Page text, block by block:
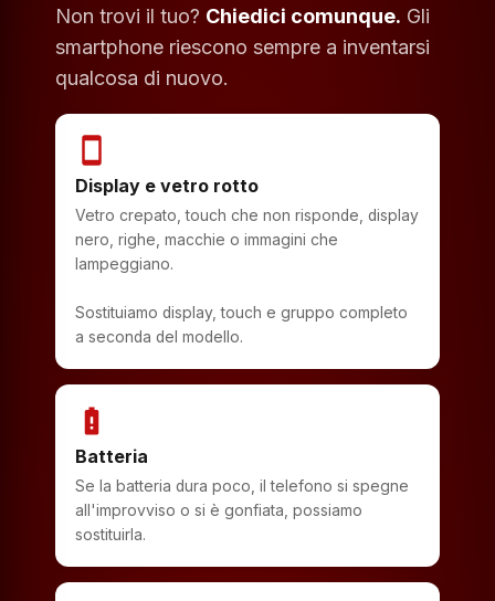
Non trovi il tuo? Chiedici comunque. Gli
smartphone riescono sempre a inventarsi
qualcosa di nuovo.
smartphone
Display e vetro rotto
Vetro crepato, touch che non risponde, display
nero, righe, macchie o immagini che
lampeggiano.
Sostituiamo display, touch e gruppo completo
a seconda del modello.
battery_alert
Batteria
Se la batteria dura poco, il telefono si spegne
all'improvviso o si è gonfiata, possiamo
sostituirla.